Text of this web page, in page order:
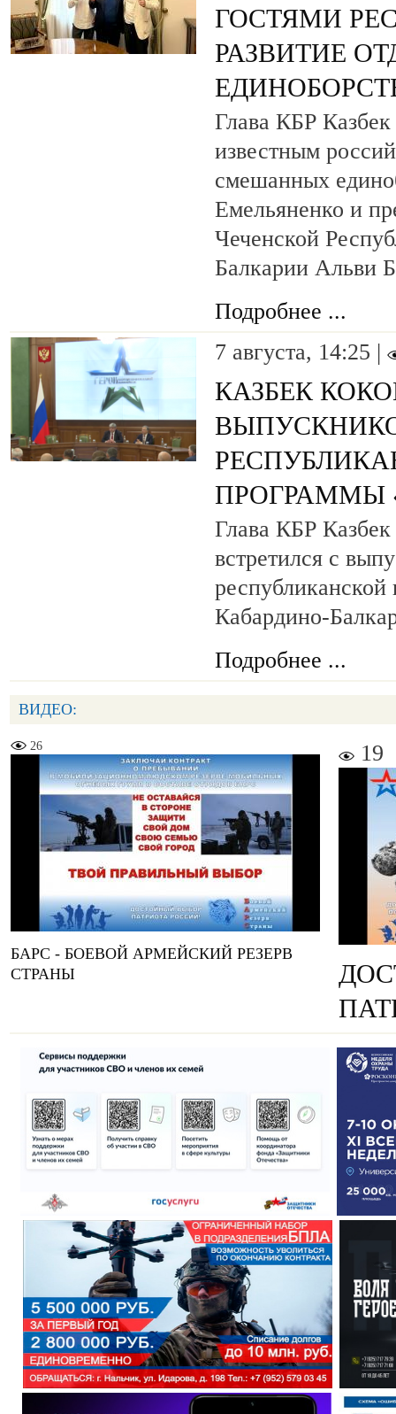
ГОСТЯМИ
РАЗВИТИЕ
Глава КБР Казбек
известным
смешанных
Емельяненко и
Чеченской
Балкарии Альви
Подробнее ...
7 августа, 14:25 |
КАЗБЕК
ПРОГРАММЫ
Глава КБР Казбек
встретился с
Кабардино-
Подробнее ...
ВИДЕО:
26
БАРС - БОЕВОЙ АРМЕЙСКИЙ РЕЗЕРВ
СТРАНЫ
19